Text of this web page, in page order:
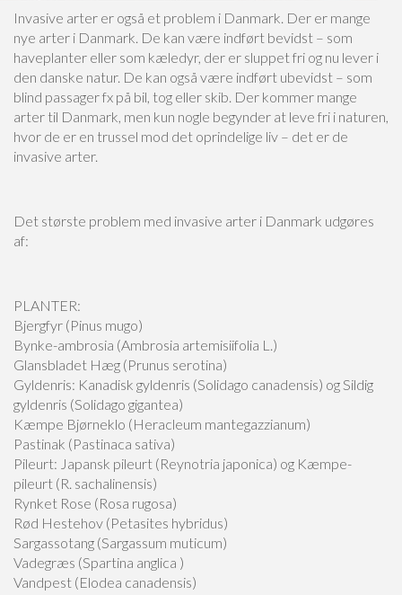
Invasive arter er også et problem i Danmark. Der er mange
nye arter i Danmark. De kan være indført bevidst – som
haveplanter eller som kæledyr, der er sluppet fri og nu lever i
den danske natur. De kan også være indført ubevidst – som
blind passager fx på bil, tog eller skib. Der kommer mange
arter til Danmark, men kun nogle begynder at leve fri i naturen,
hvor de er en trussel mod det oprindelige liv – det er de
invasive arter.
Det største problem med invasive arter i Danmark udgøres
af:
PLANTER:
Bjergfyr (Pinus mugo)
Bynke-ambrosia (Ambrosia artemisiifolia L.)
Glansbladet Hæg (Prunus serotina)
Gyldenris: Kanadisk gyldenris (Solidago canadensis) og Sildig
gyldenris (Solidago gigantea)
Kæmpe Bjørneklo (Heracleum mantegazzianum)
Pastinak (Pastinaca sativa)
Pileurt: Japansk pileurt (Reynotria japonica) og Kæmpe-
pileurt (R. sachalinensis)
Rynket Rose (Rosa rugosa)
Rød Hestehov (Petasites hybridus)
Sargassotang (Sargassum muticum)
Vadegræs (Spartina anglica )
Vandpest (Elodea canadensis)